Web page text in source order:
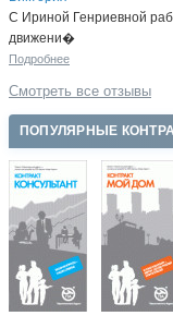
С Ириной Генриевной
движени�
Подробнее
Смотреть все отзывы
ПОПУЛЯРНЫЕ